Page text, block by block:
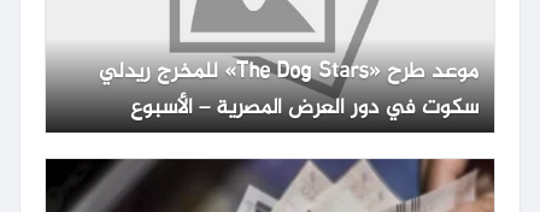
موعد طرح «The Dog Stars» للمخرج ريدلي
سكوت في دور العرض المصرية – الأسبوع